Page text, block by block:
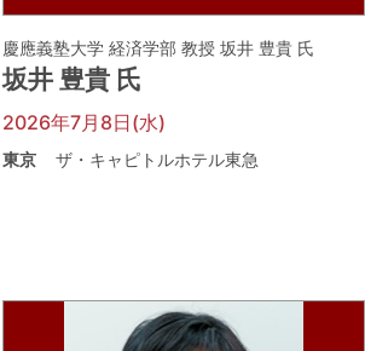
慶應義塾大学 経済学部 教授 坂井 豊貴 氏
坂井 豊貴 氏
2026年7月8日(水)
東京 ザ・キャピトルホテル東急